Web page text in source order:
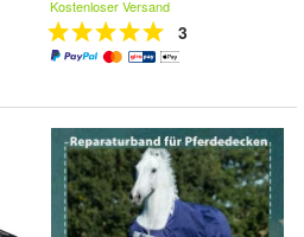
Kostenloser Versand
3